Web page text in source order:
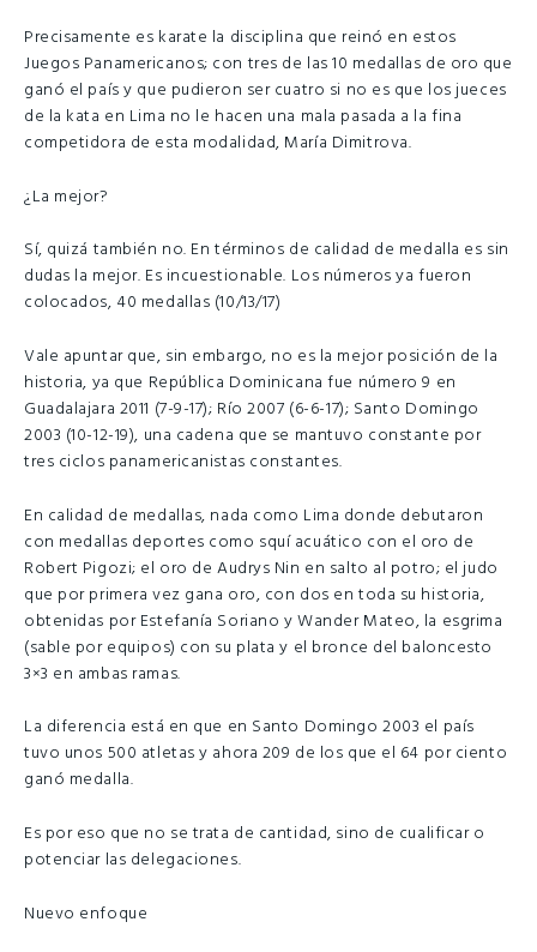
Precisamente es karate la disciplina que reinó en estos
Juegos Panamericanos; con tres de las 10 medallas de oro que
ganó el país y que pudieron ser cuatro si no es que los jueces
de la kata en Lima no le hacen una mala pasada a la fina
competidora de esta modalidad, María Dimitrova.
¿La mejor?
Sí, quizá también no. En términos de calidad de medalla es sin
dudas la mejor. Es incuestionable. Los números ya fueron
colocados, 40 medallas (10/13/17)
Vale apuntar que, sin embargo, no es la mejor posición de la
historia, ya que República Dominicana fue número 9 en
Guadalajara 2011 (7-9-17); Río 2007 (6-6-17); Santo Domingo
2003 (10-12-19), una cadena que se mantuvo constante por
tres ciclos panamericanistas constantes.
En calidad de medallas, nada como Lima donde debutaron
con medallas deportes como squí acuático con el oro de
Robert Pigozi; el oro de Audrys Nin en salto al potro; el judo
que por primera vez gana oro, con dos en toda su historia,
obtenidas por Estefanía Soriano y Wander Mateo, la esgrima
(sable por equipos) con su plata y el bronce del baloncesto
3×3 en ambas ramas.
La diferencia está en que en Santo Domingo 2003 el país
tuvo unos 500 atletas y ahora 209 de los que el 64 por ciento
ganó medalla.
Es por eso que no se trata de cantidad, sino de cualificar o
potenciar las delegaciones.
Nuevo enfoque